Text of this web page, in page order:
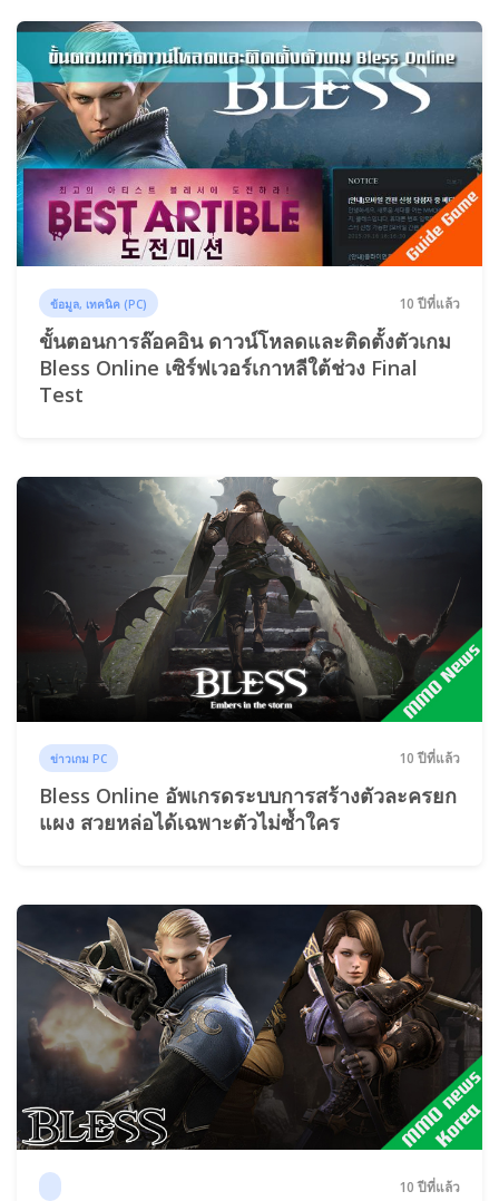
ข้อมูล, เทคนิค (PC) 10 ปีที่แล้ว
ขั้นตอนการล๊อคอิน ดาวน์โหลดและติดตั้งตัวเกม
Bless Online เซิร์ฟเวอร์เกาหลีใต้ช่วง Final
Test
ข่าวเกม PC 10 ปีที่แล้ว
Bless Online อัพเกรดระบบการสร้างตัวละครยก
แผง สวยหล่อได้เฉพาะตัวไม่ซ้ำใคร
10 ปีที่แล้ว